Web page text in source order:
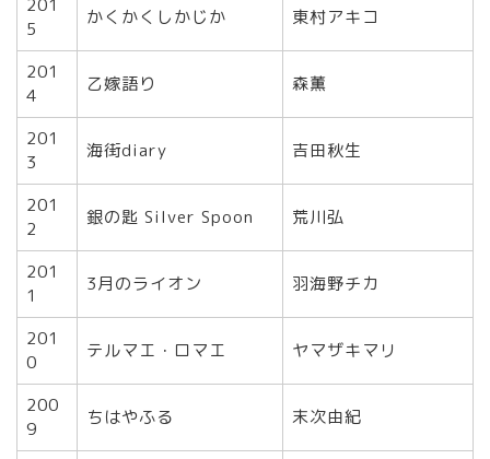
201
5
かくかくしかじか 東村アキコ
201
4
乙嫁語り 森薫
201
3
海街diary 吉田秋生
201
2
銀の匙 Silver Spoon 荒川弘
201
1
3月のライオン 羽海野チカ
201
0
テルマエ・ロマエ ヤマザキマリ
200
9
ちはやふる 末次由紀